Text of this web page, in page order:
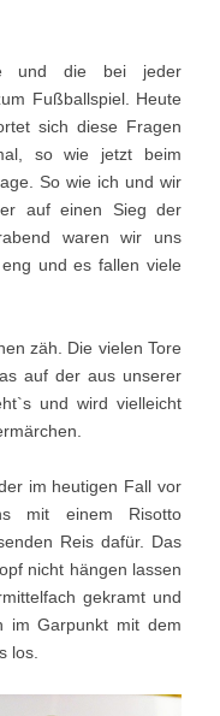
und die bei jeder
Fußballspiel. Heute
sich diese Fragen
so wie jetzt beim
So wie ich und wir
auf einen Sieg der
waren wir uns
und es fallen viele
zäh. Die vielen Tore
auf der aus unserer
und wird vielleicht
im heutigen Fall vor
mit einem Risotto
Reis dafür. Das
nicht hängen lassen
gekramt und
im Garpunkt mit dem
los.